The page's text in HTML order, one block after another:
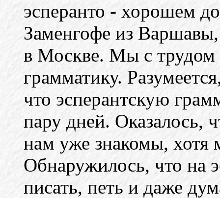
эсперанто - хорошем
Заменгофе из
в Москве. Мы с трудом
грамматику.
что эсперантскую
пару дней. Оказалось,
нам уже знакомы,
Обнаружилось, что на
писать, петь и даже